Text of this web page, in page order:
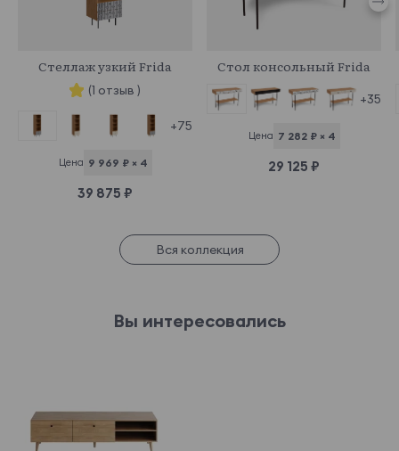
Стеллаж узкий Frida
(1 отзыв )
+75
Цена 9 969 ₽ × 4
39 875 ₽
Стол консольный Frida
+35
Цена 7 282 ₽ × 4
29 125 ₽
Вся коллекция
Вы интересовались